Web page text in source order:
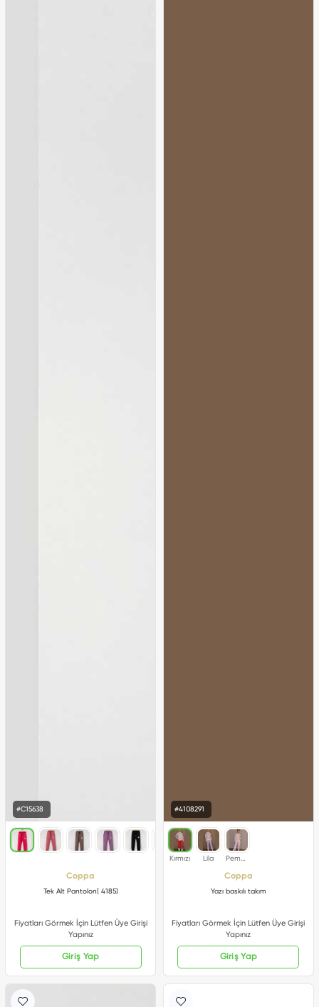
#C15638
Coppa
Tek Alt Pantolon( 4185)
Fiyatları Görmek İçin Lütfen Üye Girişi
Yapınız
Giriş Yap
#4108291
Coppa
Yazı baskılı takım
Fiyatları Görmek İçin Lütfen Üye Girişi
Yapınız
Giriş Yap